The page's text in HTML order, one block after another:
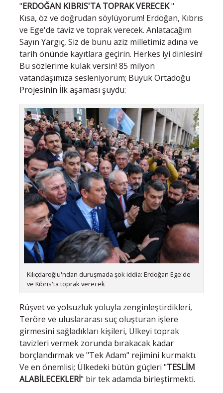
"ERDOĞAN KIBRIS'TA TOPRAK VERECEK"
Kısa, öz ve doğrudan söylüyorum! Erdoğan, Kıbrıs
ve Ege'de taviz ve toprak verecek. Anlatacağım
Sayın Yargıç, Siz de bunu aziz milletimiz adına ve
tarih önünde kayıtlara geçirin. Herkes iyi dinlesin!
Bu sözlerime kulak versin! 85 milyon
vatandaşımıza sesleniyorum; Büyük Ortadoğu
Projesinin İlk aşaması şuydu:
Kılıçdaroğlu'ndan duruşmada şok iddia: Erdoğan Ege'de
ve Kıbrıs'ta toprak verecek
Rüşvet ve yolsuzluk yoluyla zenginleştirdikleri,
Teröre ve uluslararası suç oluşturan işlere
girmesini sağladıkları kişileri, Ülkeyi toprak
tavizleri vermek zorunda bırakacak kadar
borçlandırmak ve "Tek Adam" rejimini kurmaktı.
Ve en önemlisi; Ülkedeki bütün güçleri "TESLİM
ALABİLECEKLERİ" bir tek adamda birleştirmekti.